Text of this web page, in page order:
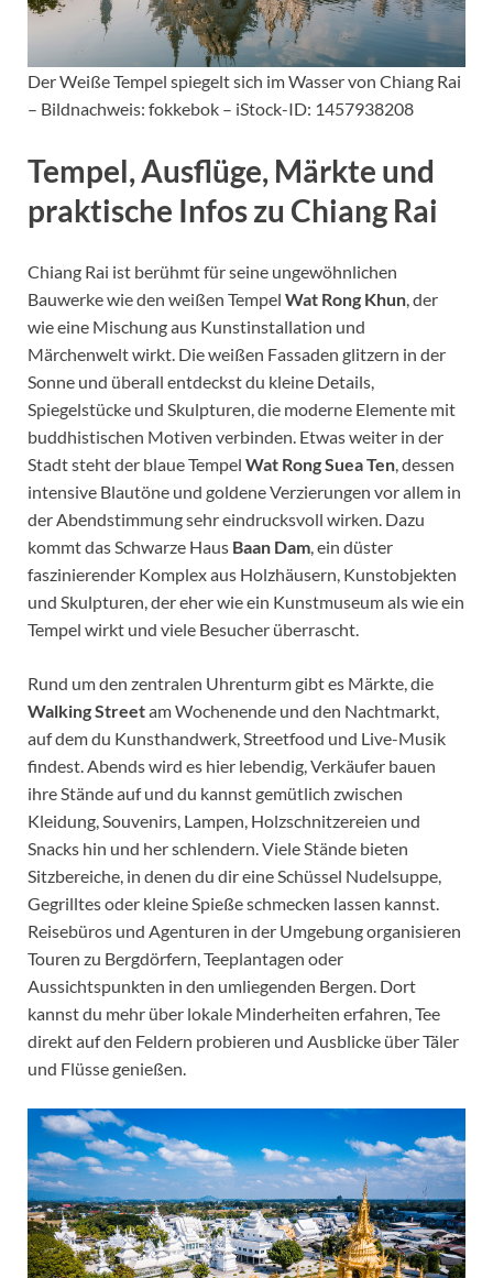
Der Weiße Tempel spiegelt sich im Wasser von Chiang Rai
– Bildnachweis: fokkebok – iStock-ID: 1457938208
Tempel, Ausflüge, Märkte und
praktische Infos zu Chiang Rai
Chiang Rai ist berühmt für seine ungewöhnlichen
Bauwerke wie den weißen Tempel Wat Rong Khun, der
wie eine Mischung aus Kunstinstallation und
Märchenwelt wirkt. Die weißen Fassaden glitzern in der
Sonne und überall entdeckst du kleine Details,
Spiegelstücke und Skulpturen, die moderne Elemente mit
buddhistischen Motiven verbinden. Etwas weiter in der
Stadt steht der blaue Tempel Wat Rong Suea Ten, dessen
intensive Blautöne und goldene Verzierungen vor allem in
der Abendstimmung sehr eindrucksvoll wirken. Dazu
kommt das Schwarze Haus Baan Dam, ein düster
faszinierender Komplex aus Holzhäusern, Kunstobjekten
und Skulpturen, der eher wie ein Kunstmuseum als wie ein
Tempel wirkt und viele Besucher überrascht.
Rund um den zentralen Uhrenturm gibt es Märkte, die
Walking Streetam Wochenende und den Nachtmarkt,
auf dem du Kunsthandwerk, Streetfood und Live-Musik
findest. Abends wird es hier lebendig, Verkäufer bauen
ihre Stände auf und du kannst gemütlich zwischen
Kleidung, Souvenirs, Lampen, Holzschnitzereien und
Snacks hin und her schlendern. Viele Stände bieten
Sitzbereiche, in denen du dir eine Schüssel Nudelsuppe,
Gegrilltes oder kleine Spieße schmecken lassen kannst.
Reisebüros und Agenturen in der Umgebung organisieren
Touren zu Bergdörfern, Teeplantagen oder
Aussichtspunkten in den umliegenden Bergen. Dort
kannst du mehr über lokale Minderheiten erfahren, Tee
direkt auf den Feldern probieren und Ausblicke über Täler
und Flüsse genießen.